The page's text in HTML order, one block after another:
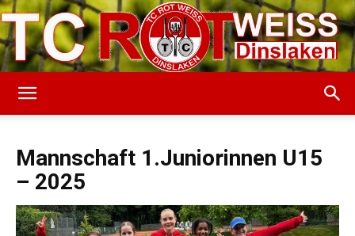
Mannschaft 1.Juniorinnen U15
– 2025